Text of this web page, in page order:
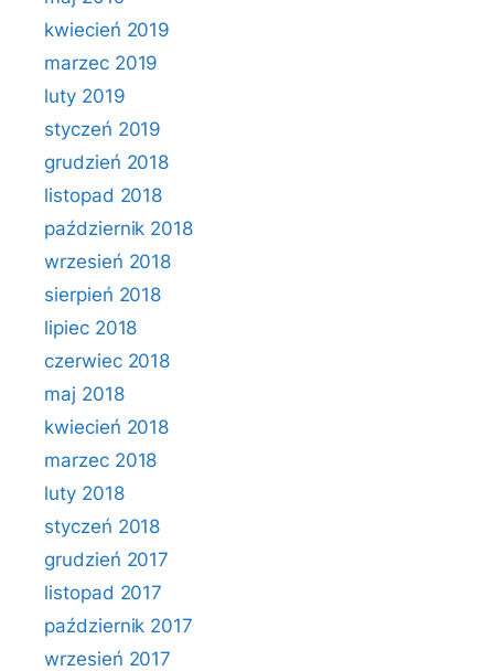
kwiecień 2019
marzec 2019
luty 2019
styczeń 2019
grudzień 2018
listopad 2018
październik 2018
wrzesień 2018
sierpień 2018
lipiec 2018
czerwiec 2018
maj 2018
kwiecień 2018
marzec 2018
luty 2018
styczeń 2018
grudzień 2017
listopad 2017
październik 2017
wrzesień 2017